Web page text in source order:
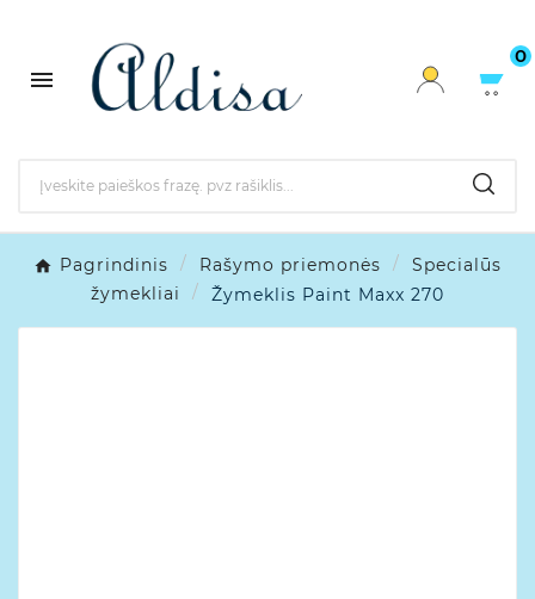

0
Pagrindinis Rašymo priemonės
Specialūs
žymekliai
Žymeklis Paint Maxx 270